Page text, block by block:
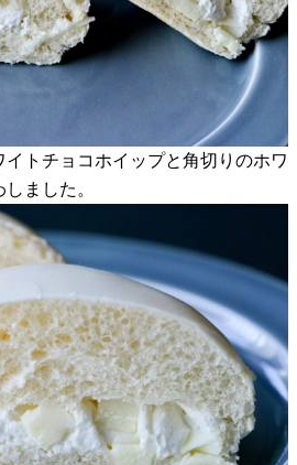
トチョコホイップと角切りのホワ
ました。